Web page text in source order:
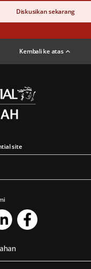
Diskusikan sekarang
Kembali ke atas
site